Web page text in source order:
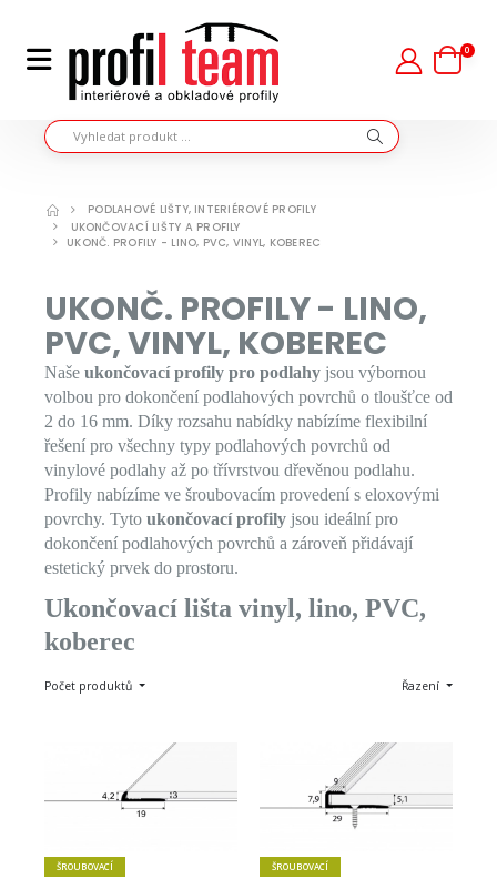
0
PODLAHOVÉ LIŠTY, INTERIÉROVÉ PROFILY
UKONČOVACÍ LIŠTY A PROFILY
UKONČ. PROFILY - LINO, PVC, VINYL, KOBEREC
UKONČ. PROFILY - LINO,
PVC, VINYL, KOBEREC
Naše ukončovací profily pro podlahy jsou výbornou
volbou pro dokončení podlahových povrchů o tloušťce od
2 do 16 mm. Díky rozsahu nabídky nabízíme flexibilní
řešení pro všechny typy podlahových povrchů od
vinylové podlahy až po třívrstvou dřevěnou podlahu.
Profily nabízíme ve šroubovacím provedení s eloxovými
povrchy. Tyto ukončovací profily jsou ideální pro
dokončení podlahových povrchů a zároveň přidávají
estetický prvek do prostoru.
Ukončovací lišta vinyl, lino, PVC,
koberec
Počet produktů Řazení
ŠROUBOVACÍ ŠROUBOVACÍ